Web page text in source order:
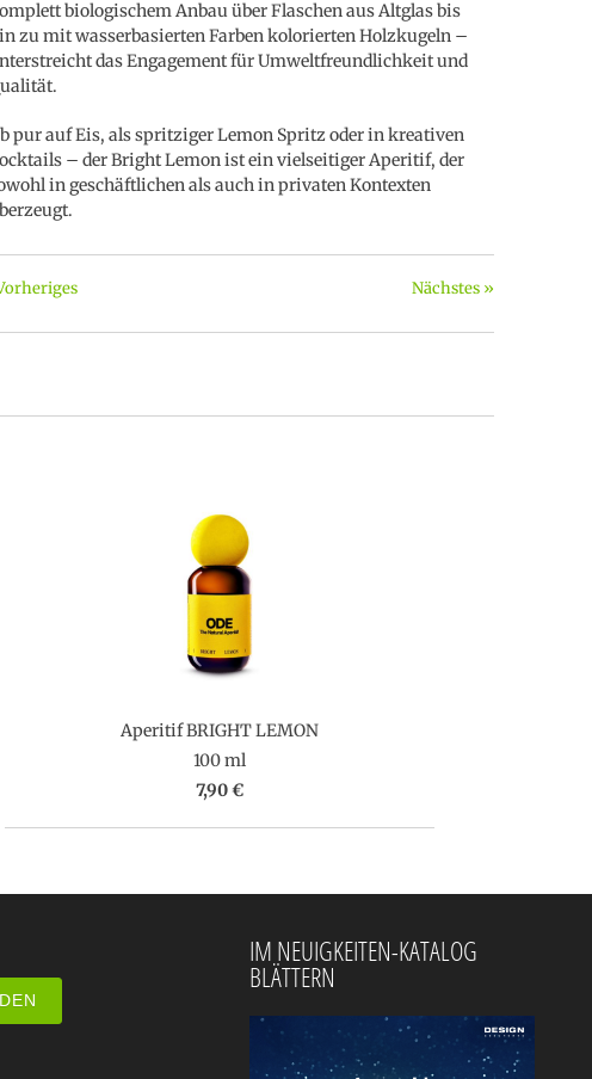
biologischem Anbau über Flaschen aus Altglas bis
zu mit wasserbasierten Farben kolorierten Holzkugeln –
das Engagement für Umweltfreundlichkeit und
pur auf Eis, als spritziger Lemon Spritz oder in kreativen
– der Bright Lemon ist ein vielseitiger Aperitif, der
in geschäftlichen als auch in privaten Kontexten
Nächstes »
Aperitif BRIGHT LEMON
100 ml
7,90 €
IM NEUIGKEITEN-KATALOG
BLÄTTERN